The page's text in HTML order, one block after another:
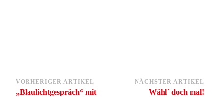
Beitragsnavigation
VORHERIGER ARTIKEL
„Blaulichtgespräch“ mit
NÄCHSTER ARTIKEL
Wähl´ doch mal!